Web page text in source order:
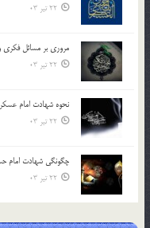
22 تیر 03
مروری بر مسائل
22 تیر 03
نحوه شهادت امام
22 تیر 03
چگونگی شهادت
22 تیر 03